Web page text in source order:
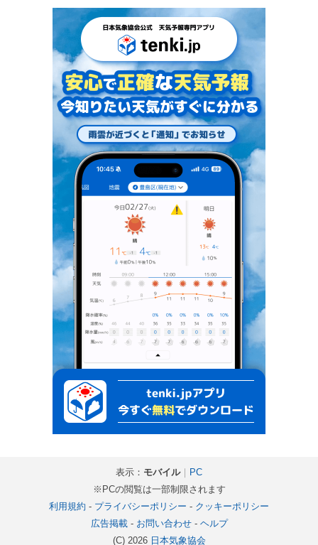
表示： モバイル｜ PC
※PCの閲覧は一部制限されます
利用規約 - プライバシーポリシー - クッキーポリシー
広告掲載- お問い合わせ- ヘルプ
(C) 2026 日本気象協会